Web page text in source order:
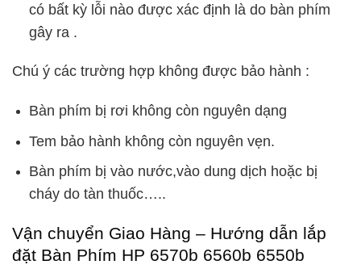
có bất kỳ lỗi nào được xác định là do bàn phím
gây ra .
Chú ý các trường hợp không được bảo hành :
Bàn phím bị rơi không còn nguyên dạng
Tem bảo hành không còn nguyên vẹn.
Bàn phím bị vào nước,vào dung dịch hoặc bị
cháy do tàn thuốc…..
Vận chuyển Giao Hàng – Hướng dẫn lắp
đặt Bàn Phím HP 6570b 6560b 6550b